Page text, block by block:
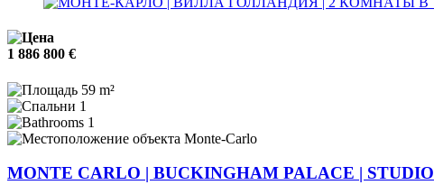
1 886 800 €
59 m²
1
1
Monte-Carlo
MONTE CARLO | BUCKINGHAM PALACE | STUDIO